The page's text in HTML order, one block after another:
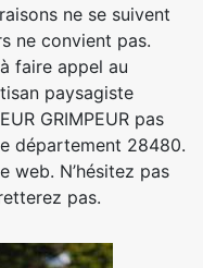
ne se suivent
ne convient pas.
faire appel au
paysagiste
GRIMPEUR pas
département 28480.
web. N’hésitez pas
pas.